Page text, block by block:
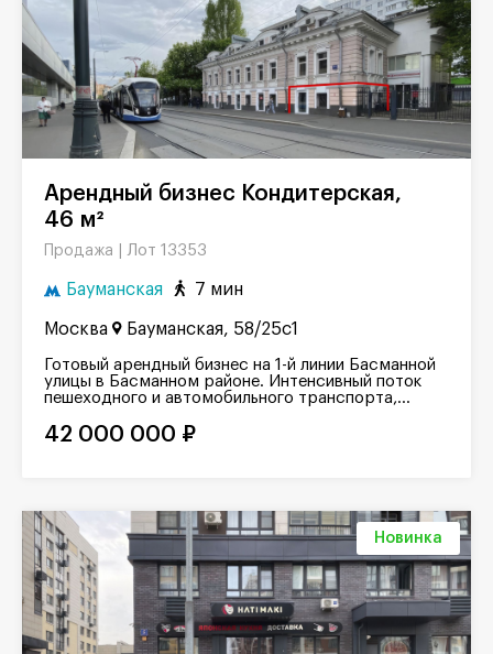
Арендный бизнес Кондитерская,
46 м²
Продажа | Лот 13353
Бауманская 7 мин
Москва Бауманская, 58/25с1
Готовый арендный бизнес на 1-й линии Басманной
улицы в Басманном районе. Интенсивный поток
пешеходного и автомобильного транспорта,...
42 000 000 ₽
Новинка